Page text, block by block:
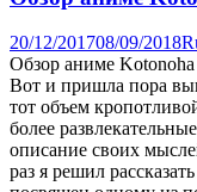
20/12/201708/09/2018
Обзор аниме
Вот и пришла пора
тот объем
более
описание своих
раз я решил